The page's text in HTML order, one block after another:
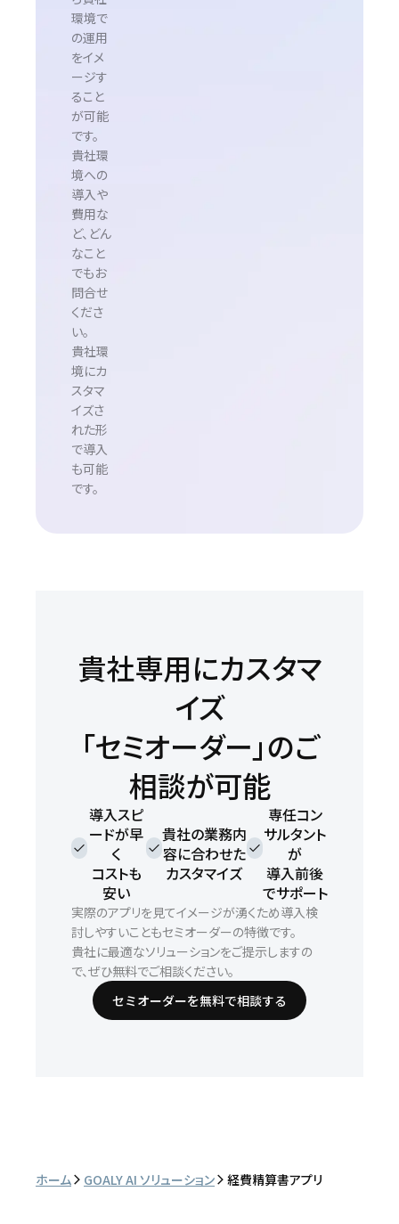
環境で
の運用
をイメ
ージす
ること
が可能
です。
貴社環
境への
導入や
費用な
ど、どん
なこと
でもお
問合せ
くださ
い。
貴社環
境にカ
スタマ
イズさ
れた形
で導入
も可能
です。
貴社専用にカスタマ
イズ
「セミオーダー」のご
相談が可能
check
導入スピ
ードが早
く
コストも
安い
check
貴社の業務内
容に合わせた
カスタマイズ
check
専任コン
サルタント
が
導入前後
でサポート
実際のアプリを見てイメージが湧くため導入検
討しやすいこともセミオーダーの特徴です。
貴社に最適なソリューションをご提示しますの
で、ぜひ無料でご相談ください。
セミオーダーを無料で相談する
ホーム GOALY AI ソリューション 経費精算書アプリ